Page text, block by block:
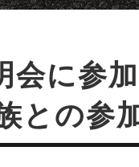
会に参
との参